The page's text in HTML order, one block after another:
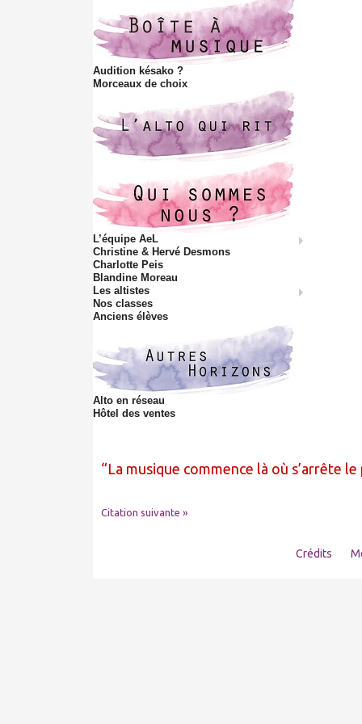
Audition késako ?
Morceaux de choix
L’équipe AeL
Christine & Hervé Desmons
Charlotte Peis
Blandine Moreau
Les altistes
Nos classes
Anciens élèves
Alto en réseau
Hôtel des ventes
La musique commence là où s’arrête
Citation suivante »
Crédits